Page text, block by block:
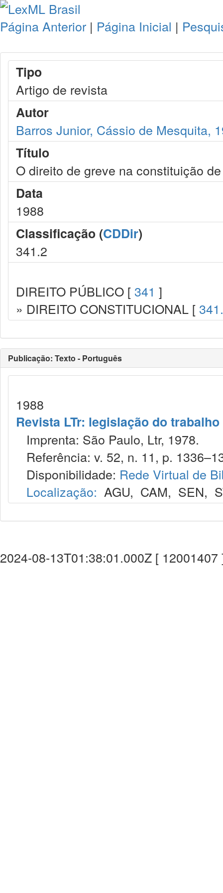
Página Anterior | Página Inicial |
Tipo
Artigo de revista
Autor
Barros Junior, Cássio de Mesquita,
Título
O direito de greve na constituição
Data
1988
Classificação (CDDir)
341.2
DIREITO PÚBLICO [ 341 ]
» DIREITO CONSTITUCIONAL [
Publicação: Texto - Português
1988
Revista LTr: legislação do trabalho
Imprenta: São Paulo, Ltr, 1978.
Referência: v. 52, n. 11, p.
Disponibilidade: Rede Virtual de
Localização: AGU, CAM, SEN,
2024-08-13T01:38:01.000Z [ 12001407